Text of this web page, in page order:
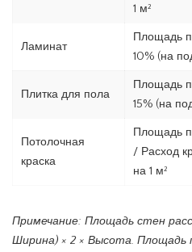
1 м²
Ламинат
Площадь
10% (на
Плитка для пола
Площадь
15% (на
Потолочная
краска
Площадь
/ Расход
на 1 м²
Примечание: Площадь стен
Ширина) × 2 × Высота. Площадь